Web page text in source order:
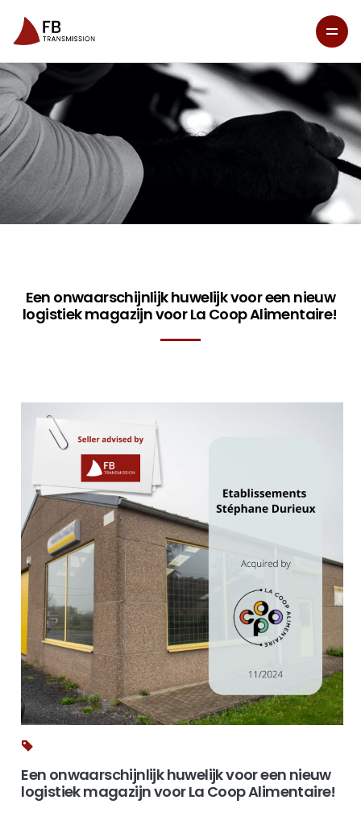
Een onwaarschijnlijk huwelijk voor een nieuw
logistiek magazijn voor La Coop Alimentaire!
Een onwaarschijnlijk huwelijk voor een nieuw
logistiek magazijn voor La Coop Alimentaire!